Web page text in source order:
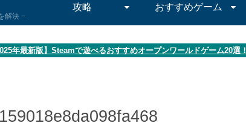
解決
攻略 おすすめゲーム
年最新版】Steamで遊べるおすすめオープンワールドゲーム20選！